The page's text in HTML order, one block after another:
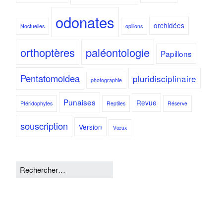
Noctuelles odonates opilions orchidées
orthoptères paléontologie Papillons
Pentatomoidea photographie pluridisciplinaire
Ptéridophytes Punaises Reptiles Revue Réserve
souscription Version Vœux